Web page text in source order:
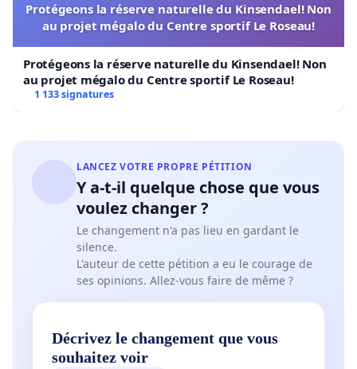
Protégeons la réserve naturelle du Kinsendael! Non
au projet mégalo du Centre sportif Le Roseau!
Protégeons la réserve naturelle du Kinsendael! Non
au projet mégalo du Centre sportif Le Roseau!
1 133 signatures
LANCEZ VOTRE PROPRE PÉTITION
Y a-t-il quelque chose que vous
voulez changer ?
Le changement n'a pas lieu en gardant le
silence.
L'auteur de cette pétition a eu le courage de
ses opinions. Allez-vous faire de même ?
Décrivez le changement que vous
souhaitez voir